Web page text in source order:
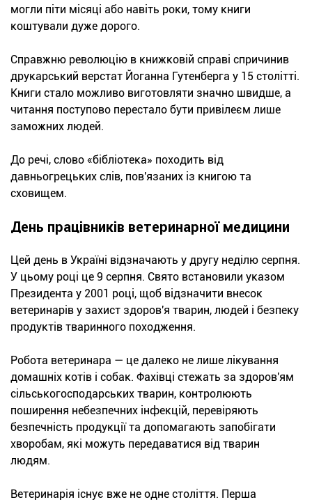
могли піти місяці або навіть роки, тому книги
коштували дуже дорого.
Справжню революцію в книжковій справі спричинив
друкарський верстат Йоганна Гутенберга у 15 столітті.
Книги стало можливо виготовляти значно швидше, а
читання поступово перестало бути привілеєм лише
заможних людей.
До речі, слово «бібліотека» походить від
давньогрецьких слів, пов'язаних із книгою та
сховищем.
День працівників ветеринарної медицини
Цей день в Україні відзначають у другу неділю серпня.
У цьому році це 9 серпня. Свято встановили указом
Президента у 2001 році, щоб відзначити внесок
ветеринарів у захист здоров'я тварин, людей і безпеку
продуктів тваринного походження.
Робота ветеринара — це далеко не лише лікування
домашніх котів і собак. Фахівці стежать за здоров'ям
сільськогосподарських тварин, контролюють
поширення небезпечних інфекцій, перевіряють
безпечність продукції та допомагають запобігати
хворобам, які можуть передаватися від тварин
людям.
Ветеринарія існує вже не одне століття. Перша